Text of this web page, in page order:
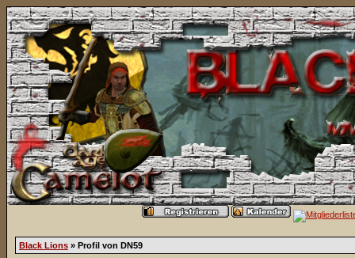
Black Lions » Profil von DN59